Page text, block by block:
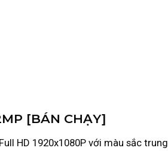
[BÁN CHẠY]
HD 1920x1080P với màu sắc trung